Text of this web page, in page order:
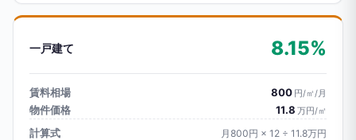
一戸建て 8.15%
賃料相場 800 円/㎡/月
物件価格 11.8 万円/㎡
計算式 月800円 × 12 ÷ 11.8万円